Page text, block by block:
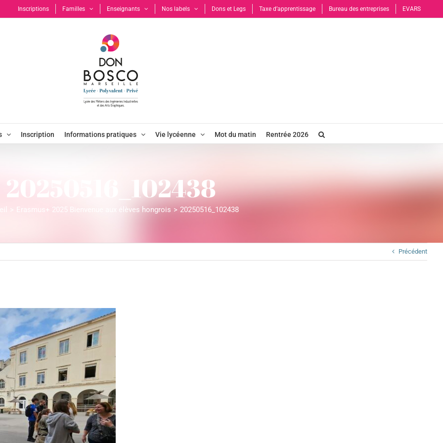
Inscriptions Familles Enseignants Nos labels Dons et Legs Taxe d’apprentissage Bureau des entreprises EVARS
Inscription Informations pratiques Vie lycéenne Mot du matin Rentrée 2026
20250516_102438
Erasmus+ 2025 Bienvenue aux élèves hongrois 20250516_102438
Précédent